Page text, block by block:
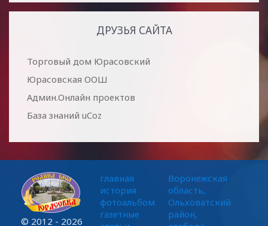
ДРУЗЬЯ САЙТА
Торговый дом Юрасовский
Юрасовская ООШ
Админ.Онлайн проектов
База знаний uCoz
© 2012 - 2026
Воронежская
область,
Ольховатский
район,
главная
история
фотоальбом
газетные